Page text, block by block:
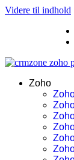
Videre til indhold
Zoho